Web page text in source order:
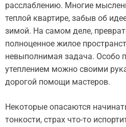
расслаблению. Многие
теплой квартире, забыв об
зимой. На самом деле,
полноценное жилое
невыполнимая задача. Особо
утеплением можно своими
дорогой помощи мастеров.
Некоторые опасаются
тонкости, страх что-то